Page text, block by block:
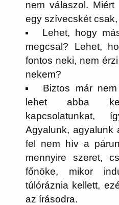
nem válaszol.
egy szívecskét
Lehet, hogy
megcsal? Lehet,
fontos neki, nem
nekem?
Biztos már
lehet abba
kapcsolatunkat,
Agyalunk, agyalunk
fel nem hív a
mennyire szeret,
főnöke, mikor
túlóráznia kellett,
az írásodra.